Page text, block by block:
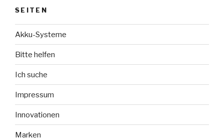
SEITEN
Akku-Systeme
Bitte helfen
Ich suche
Impressum
Innovationen
Marken